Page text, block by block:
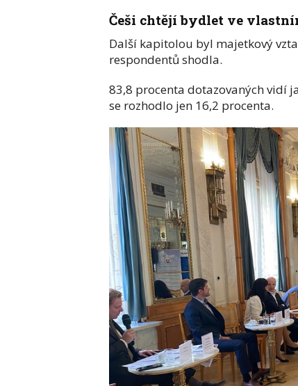
Češi chtějí bydlet ve
Další kapitolou byl majetkový
respondentů shodla.
83,8 procenta dotazovaných vidí
se rozhodlo jen 16,2 procenta.